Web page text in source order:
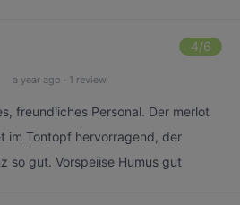
4/6
a year ago · 1 review
freundliches Personal. Der merlot
im Tontopf hervorragend, der
so gut. Vorspeiise Humus gut